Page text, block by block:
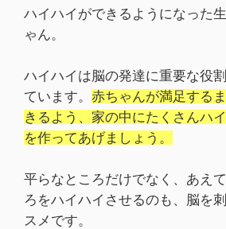
ハイハイができるようになった
ゃん。
ハイハイは脳の発達に重要な役
ています。 赤ちゃんが満足する
きるよう、家の中にたくさんハ
を作ってあげましょう。
平らなところだけでなく、あえ
ろをハイハイさせるのも、脳を
スメです。